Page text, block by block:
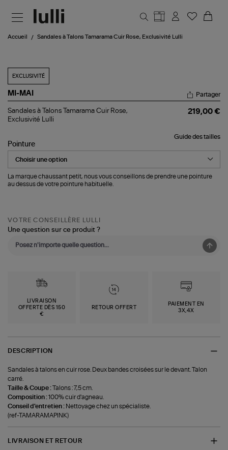
Accueil Sandales à Talons Tamarama Cuir Rose, Exclusivité Lulli
EXCLUSIVITÉ
MI-MAI
Sandales
à
Cuir
Rose,
Exclusivité
Partager
Sandales à Talons Tamarama Cuir Rose,
Exclusivité Lulli
219,00 €
Guide des tailles
Pointure
La marque chaussant petit, nous vous conseillons de prendre une pointure
au dessus de votre pointure habituelle.
VOTRE CONSEILLÈRE LULLI
Une question sur ce produit ?
LIVRAISON
OFFERTE DÈS 150
€
RETOUR OFFERT
PAIEMENT EN
3X,4X
DESCRIPTION
Sandales à talons en cuir rose. Deux bandes croisées sur le devant. Talon
carré.
Taille & Coupe :Talons : 7,5 cm.
Composition :100% cuir d'agneau.
Conseil d'entretien : Nettoyage chez un spécialiste.
(ref-TAMARAMAPINK)
LIVRAISON ET RETOUR